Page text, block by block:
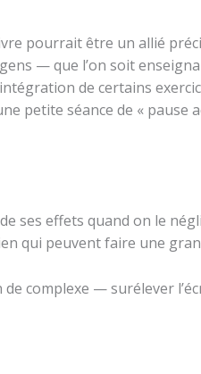
pourrait être un allié
— que l’on soit
de certains
petite séance de « pause
ses effets quand on le
qui peuvent faire une
complexe — surélever